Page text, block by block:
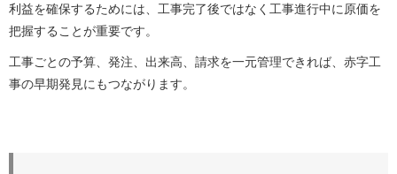
利益を確保するためには、工事完了後ではなく工事進行中に原価を
把握することが重要です。
工事ごとの予算、発注、出来高、請求を一元管理できれば、赤字工
事の早期発見にもつながります。